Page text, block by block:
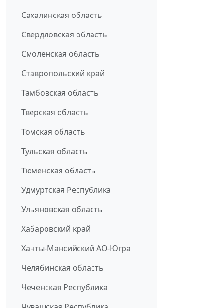
Сахалинская область
Свердловская область
Смоленская область
Ставропольский край
Тамбовская область
Тверская область
Томская область
Тульская область
Тюменская область
Удмуртская Республика
Ульяновская область
Хабаровский край
Ханты-Мансийский АО-Югра
Челябинская область
Чеченская Республика